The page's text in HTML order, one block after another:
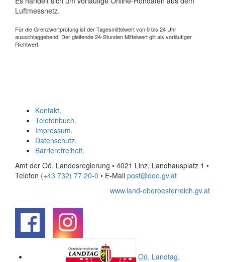
Luftmessnetz.
Für die Grenzwertprüfung ist der Tagesmittelwert von 0 bis 24 Uhr
ausschlaggebend. Der gleitende 24-Stunden Mittelwert gilt als vorläufiger
Richtwert.
Kontakt.
Telefonbuch.
Impressum.
Datenschutz.
Barrierefreiheit.
Amt der Oö. Landesregierung • 4021 Linz, Landhausplatz 1 •
Telefon (+43 732) 77 20-0 • E-Mail post@ooe.gv.at
www.land-oberoesterreich.gv.at
Oö. Landtag.